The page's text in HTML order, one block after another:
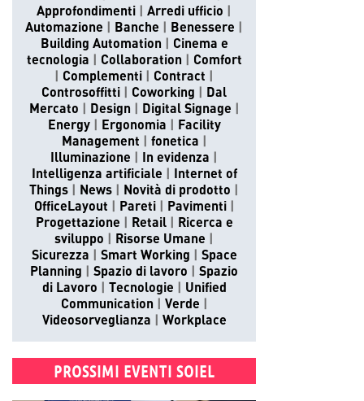
Approfondimenti
Arredi ufficio
Automazione
Banche
Benessere
Building Automation
Cinema e
tecnologia
Collaboration
Comfort
Complementi
Contract
Controsoffitti
Coworking
Dal
Mercato
Design
Digital Signage
Energy
Ergonomia
Facility
Management
fonetica
Illuminazione
In evidenza
Intelligenza artificiale
Internet of
Things
News
Novità di prodotto
OfficeLayout
Pareti
Pavimenti
Progettazione
Retail
Ricerca e
sviluppo
Risorse Umane
Sicurezza
Smart Working
Space
Planning
Spazio di lavoro
Spazio
di Lavoro
Tecnologie
Unified
Communication
Verde
Videosorveglianza
Workplace
PROSSIMI EVENTI SOIEL